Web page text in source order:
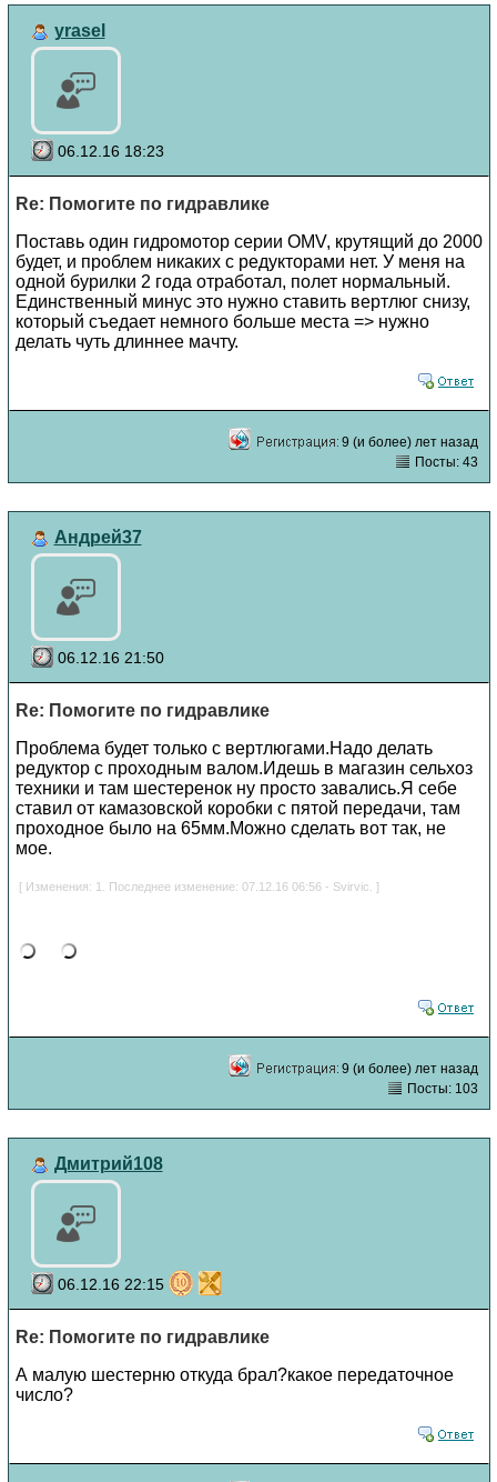
yrasel
06.12.16 18:23
Re: Помогите по гидравлике
Поставь один гидромотор серии ОMV, крутящий до 2000
будет, и проблем никаких с редукторами нет. У меня на
одной бурилки 2 года отработал, полет нормальный.
Единственный минус это нужно ставить вертлюг снизу,
который съедает немного больше места => нужно
делать чуть длиннее мачту.
9 (и более) лет назад
Посты: 43
Андрей37
06.12.16 21:50
Re: Помогите по гидравлике
Проблема будет только с вертлюгами.Надо делать
редуктор с проходным валом.Идешь в магазин сельхоз
техники и там шестеренок ну просто завались.Я себе
ставил от камазовской коробки с пятой передачи, там
проходное было на 65мм.Можно сделать вот так, не
мое.
[ Изменения: 1. Последнее изменение: 07.12.16 06:56 - Svirvic. ]
9 (и более) лет назад
Посты: 103
Дмитрий108
06.12.16 22:15
Re: Помогите по гидравлике
А малую шестерню откуда брал?какое передаточное
число?